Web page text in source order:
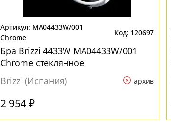
MA04433W/001
Chrome
120697
Бра Brizzi 4433W MA04433W/001
Chrome стеклянное
Brizzi (Испания)
архив
2 954 ₽